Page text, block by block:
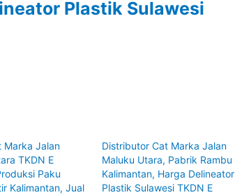
Plastik Sulawesi
Marka Jalan
TKDN E
Paku
Kalimantan, Jual
Distributor Cat Marka Jalan
Maluku Utara, Pabrik Rambu
Kalimantan, Harga Delineator
Plastik Sulawesi TKDN E